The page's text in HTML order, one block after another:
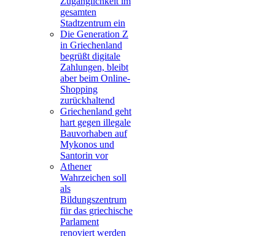
gesamten
Stadtzentrum ein
Die Generation Z
in Griechenland
begrüßt digitale
Zahlungen, bleibt
aber beim Online-
Shopping
zurückhaltend
Griechenland geht
hart gegen illegale
Bauvorhaben auf
Mykonos und
Santorin vor
Athener
Wahrzeichen soll
als
Bildungszentrum
für das griechische
Parlament
renoviert werden